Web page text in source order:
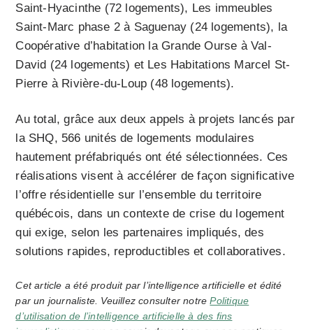
Saint-Hyacinthe (72 logements), Les immeubles
Saint-Marc phase 2 à Saguenay (24 logements), la
Coopérative d’habitation la Grande Ourse à Val-
David (24 logements) et Les Habitations Marcel St-
Pierre à Rivière-du-Loup (48 logements).
Au total, grâce aux deux appels à projets lancés par
la SHQ, 566 unités de logements modulaires
hautement préfabriqués ont été sélectionnées. Ces
réalisations visent à accélérer de façon significative
l’offre résidentielle sur l’ensemble du territoire
québécois, dans un contexte de crise du logement
qui exige, selon les partenaires impliqués, des
solutions rapides, reproductibles et collaboratives.
Cet article a été produit par l’intelligence artificielle et édité
par un journaliste. Veuillez consulter notrePolitique
d’utilisation de l’intelligence artificielle à des fins